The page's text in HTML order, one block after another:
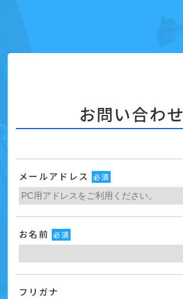
お問い合わせ
メールアドレス 必須
お名前 必須
フリガナ